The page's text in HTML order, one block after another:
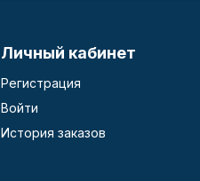
Личный кабинет
Регистрация
Войти
История заказов